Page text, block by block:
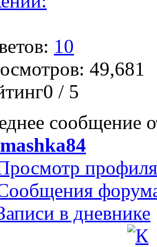
10
49,681
/ 5
сообщение
профиля
в дневнике